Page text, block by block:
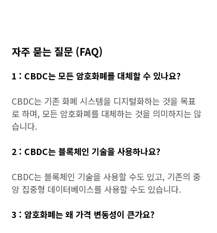
자주 묻는 질문 (FAQ)
1 : CBDC는 모든 암호화폐를 대체할 수 있나요?
CBDC는 기존 화폐 시스템을 디지털화하는 것을 목표
로 하며, 모든 암호화폐를 대체하는 것을 의미하지는 않
습니다.
2 : CBDC는 블록체인 기술을 사용하나요?
CBDC는 블록체인 기술을 사용할 수도 있고, 기존의 중
앙 집중형 데이터베이스를 사용할 수도 있습니다.
3 : 암호화폐는 왜 가격 변동성이 큰가요?